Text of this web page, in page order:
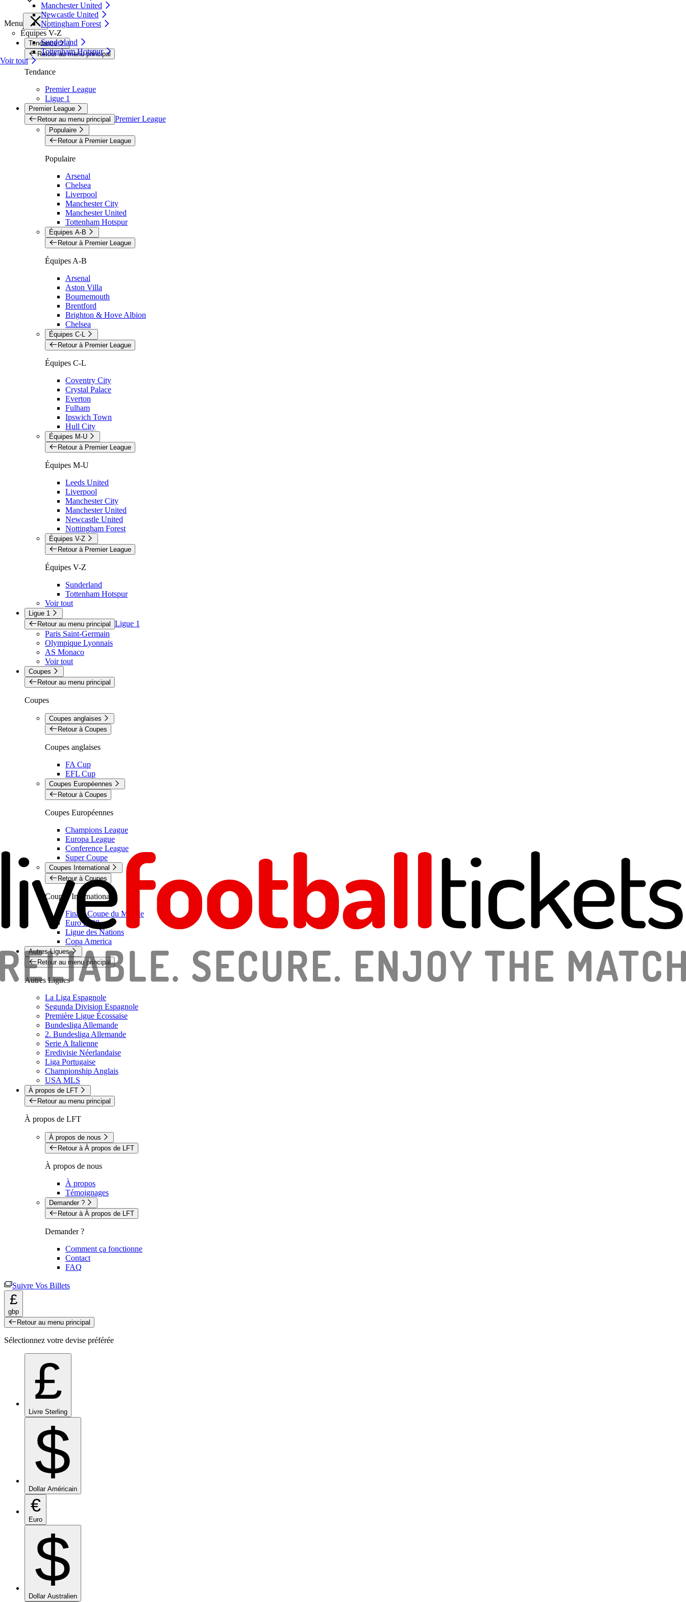
Manchester United
Newcastle United
Nottingham Forest
Équipes V-Z
Sunderland
Tottenham Hotspur
Voir tout
Menu
Tendance
Retour au menu principal
Tendance
Premier League
Ligue 1
Premier League
Retour au menu principal Premier League
Populaire
Retour à Premier League
Populaire
Arsenal
Chelsea
Liverpool
Manchester City
Manchester United
Tottenham Hotspur
Équipes A-B
Retour à Premier League
Équipes A-B
Arsenal
Aston Villa
Bournemouth
Brentford
Brighton & Hove Albion
Chelsea
Équipes C-L
Retour à Premier League
Équipes C-L
Coventry City
Crystal Palace
Everton
Fulham
Ipswich Town
Hull City
Équipes M-U
Retour à Premier League
Équipes M-U
Leeds United
Liverpool
Manchester City
Manchester United
Newcastle United
Nottingham Forest
Équipes V-Z
Retour à Premier League
Équipes V-Z
Sunderland
Tottenham Hotspur
Voir tout
Ligue 1
Retour au menu principal Ligue 1
Paris Saint-Germain
Olympique Lyonnais
AS Monaco
Voir tout
Coupes
Retour au menu principal
Coupes
Coupes anglaises
Retour à Coupes
Coupes anglaises
FA Cup
EFL Cup
Coupes Européennes
Retour à Coupes
Coupes Européennes
Champions League
Europa League
Conference League
Super Coupe
Coupes International
Retour à Coupes
Coupes International
Finale Coupe du Monde
Euro 2028
Ligue des Nations
Copa America
Autres Ligues
Retour au menu principal
Autres Ligues
La Liga Espagnole
Segunda Division Espagnole
Première Ligue Écossaise
Bundesliga Allemande
2. Bundesliga Allemande
Serie A Italienne
Eredivisie Néerlandaise
Liga Portugaise
Championship Anglais
USA MLS
À propos de LFT
Retour au menu principal
À propos de LFT
À propos de nous
Retour à À propos de LFT
À propos de nous
À propos
Témoignages
Demander ?
Retour à À propos de LFT
Demander ?
Comment ça fonctionne
Contact
FAQ
Suivre Vos Billets
£
gbp
Retour au menu principal
Sélectionnez votre devise préférée
£
Livre Sterling
$
Dollar Américain
€
Euro
$
Dollar Australien